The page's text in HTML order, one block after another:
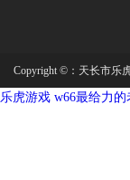
Copyright ©： 天长市乐
乐虎游戏 w66最给力的